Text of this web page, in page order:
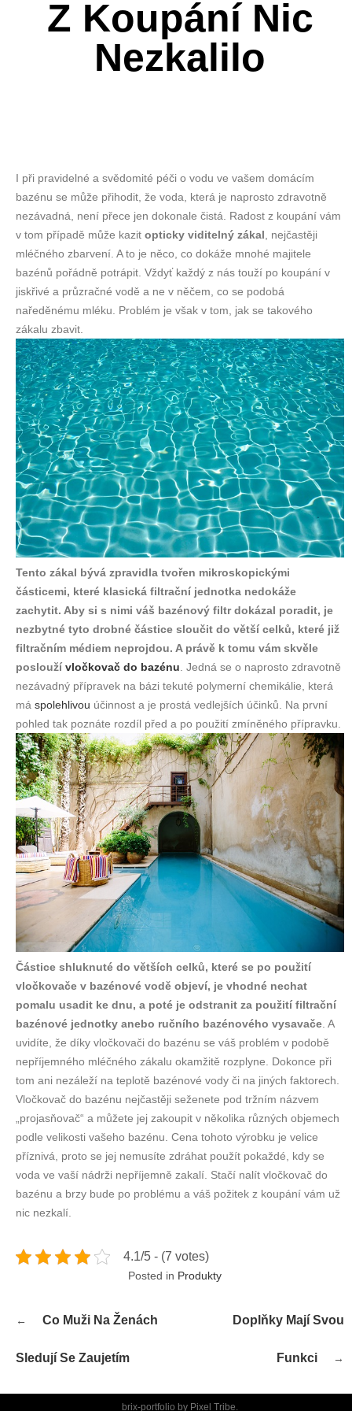
Z Koupání Nic
Nezkalilo
I při pravidelné a svědomité péči o vodu ve vašem domácím
bazénu se může přihodit, že voda, která je naprosto zdravotně
nezávadná, není přece jen dokonale čistá. Radost z koupání vám
v tom případě může kazit opticky viditelný zákal , nejčastěji
mléčného zbarvení. A to je něco, co dokáže mnohé majitele
bazénů pořádně potrápit. Vždyť každý z nás touží po koupání v
jiskřivé a průzračné vodě a ne v něčem, co se podobá
naředěnému mléku. Problém je však v tom, jak se takového
zákalu zbavit.
Tento zákal bývá zpravidla tvořen mikroskopickými
částicemi, které klasická filtrační jednotka nedokáže
zachytit. Aby si s nimi váš bazénový filtr dokázal poradit, je
nezbytné tyto drobné částice sloučit do větší celků, které již
filtračním médiem neprojdou. A právě k tomu vám skvěle
poslouží vločkovač do bazénu . Jedná se o naprosto zdravotně
nezávadný přípravek na bázi tekuté polymerní chemikálie, která
má spolehlivou účinnost a je prostá vedlejších účinků. Na první
pohled tak poznáte rozdíl před a po použití zmíněného přípravku.
Částice shluknuté do větších celků, které se po použití
vločkovače v bazénové vodě objeví, je vhodné nechat
pomalu usadit ke dnu, a poté je odstranit za použití filtrační
bazénové jednotky anebo ručního bazénového vysavače . A
uvidíte, že díky vločkovači do bazénu se váš problém v podobě
nepříjemného mléčného zákalu okamžitě rozplyne. Dokonce při
tom ani nezáleží na teplotě bazénové vody či na jiných faktorech.
Vločkovač do bazénu nejčastěji seženete pod tržním názvem
„projasňovač“ a můžete jej zakoupit v několika různých objemech
podle velikosti vašeho bazénu. Cena tohoto výrobku je velice
příznivá, proto se jej nemusíte zdráhat použít pokaždé, kdy se
voda ve vaší nádrži nepříjemně zakalí. Stačí nalít vločkovač do
bazénu a brzy bude po problému a váš požitek z koupání vám už
nic nezkalí.
4.1/5 - (7 votes)
Posted in Produkty
Navigace
pro
příspěvek
Co Muži Na Ženách
Sledují Se Zaujetím
Doplňky Mají Svou
Funkci
brix-portfolio by Pixel Tribe